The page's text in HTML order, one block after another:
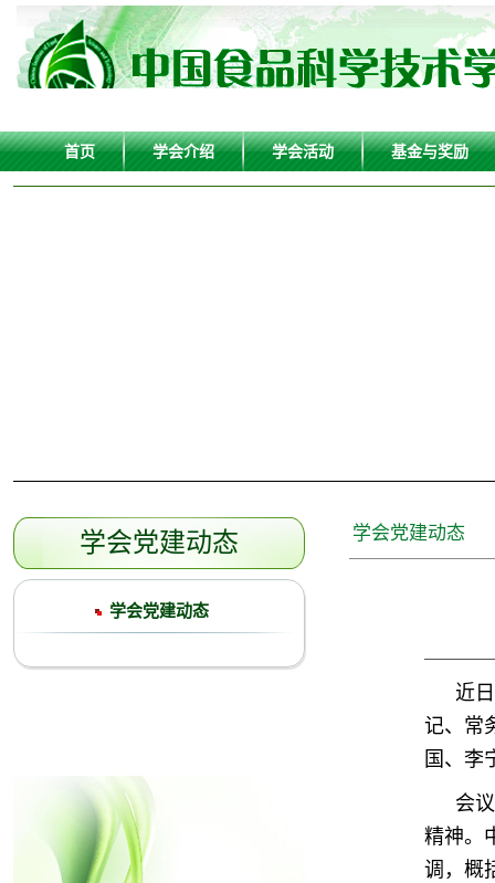
首页 学会介绍 学会活动 基金与奖励
学会党建动态
学会党建动态
学会党建动态
近
记、常
国、李
会
精神。
调，概